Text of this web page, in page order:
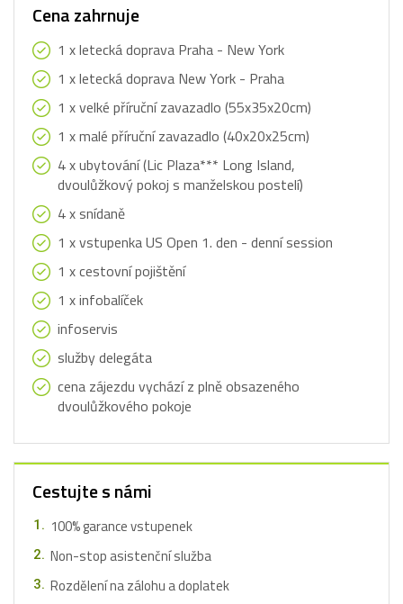
Cena zahrnuje
1 x letecká doprava Praha - New York
1 x letecká doprava New York - Praha
1 x velké příruční zavazadlo (55x35x20cm)
1 x malé příruční zavazadlo (40x20x25cm)
4 x ubytování (Lic Plaza*** Long Island,
dvoulůžkový pokoj s manželskou postelí)
4 x snídaně
1 x vstupenka US Open 1. den - denní session
1 x cestovní pojištění
1 x infobalíček
infoservis
služby delegáta
cena zájezdu vychází z plně obsazeného
dvoulůžkového pokoje
Cestujte s námi
100% garance vstupenek
Non-stop asistenční služba
Rozdělení na zálohu a doplatek